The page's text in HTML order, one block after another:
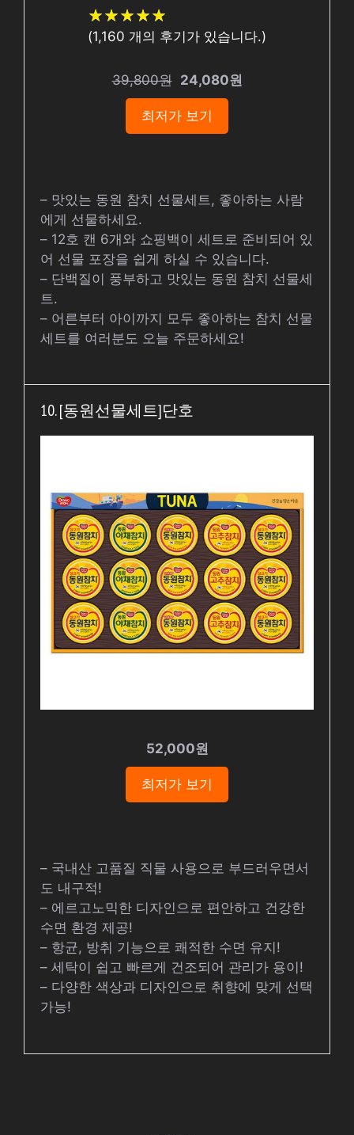
★★★★★
★★★★★
(1,160 개의 후기가 있습니다.)
39,800원 24,080원
최저가 보기
– 맛있는 동원 참치 선물세트, 좋아하는 사람
에게 선물하세요.
– 12호 캔 6개와 쇼핑백이 세트로 준비되어 있
어 선물 포장을 쉽게 하실 수 있습니다.
– 단백질이 풍부하고 맛있는 동원 참치 선물세
트.
– 어른부터 아이까지 모두 좋아하는 참치 선물
세트를 여러분도 오늘 주문하세요!
10. [동원선물세트]단호
52,000원
최저가 보기
– 국내산 고품질 직물 사용으로 부드러우면서
도 내구적!
– 에르고노믹한 디자인으로 편안하고 건강한
수면 환경 제공!
– 항균, 방취 기능으로 쾌적한 수면 유지!
– 세탁이 쉽고 빠르게 건조되어 관리가 용이!
– 다양한 색상과 디자인으로 취향에 맞게 선택
가능!